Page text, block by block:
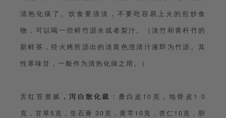
清热化痰了。饮食要清淡，不要吃容易上火的煎炒食
物，可以喝一些鲜竹沥水或者梨汁。（淡竹和青杆竹的
新鲜茎，经火烤所沥出的淡黄色澄清汁液即为竹沥。其
性寒味甘，一般作为清热化痰之用。）
舌红苔黄腻 ，泻白散化裁 ：桑白皮10克，地骨皮1 0
克，甘草5克，生石膏 30克，黄芩10克，杏仁10克，胆